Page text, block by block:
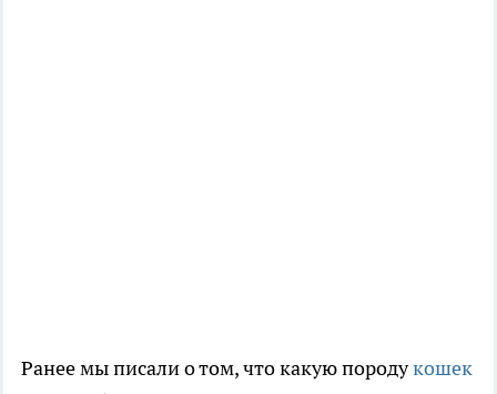
Ранее мы писали о том, что какую породукошек